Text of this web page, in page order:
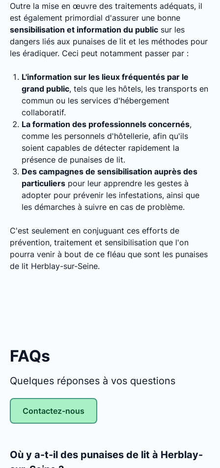
Outre la mise en œuvre des traitements adéquats, il
est également primordial d'assurer une bonne
sensibilisation et information du public sur les
dangers liés aux punaises de lit et les méthodes pour
les éradiquer. Ceci peut notamment passer par :
L'information sur les lieux fréquentés par le
grand public, tels que les hôtels, les transports en
commun ou les services d'hébergement
collaboratif.
La formation des professionnels concernés,
comme les personnels d'hôtellerie, afin qu'ils
soient capables de détecter rapidement la
présence de punaises de lit.
Des campagnes de sensibilisation auprès des
particuliers pour leur apprendre les gestes à
adopter pour prévenir les infestations, ainsi que
les démarches à suivre en cas de problème.
C'est seulement en conjuguant ces efforts de
prévention, traitement et sensibilisation que l'on
pourra venir à bout de ce fléau que sont les punaises
de lit Herblay-sur-Seine.
FAQs
Quelques réponses à vos questions
Contactez-nous
Où y a-t-il des punaises de lit à Herblay-